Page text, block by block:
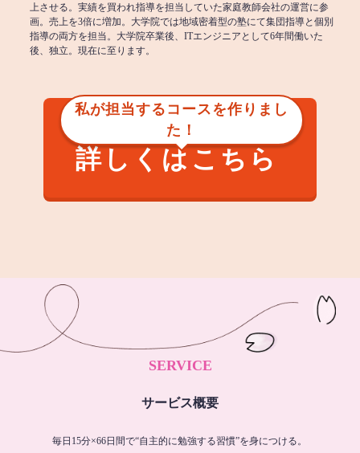
上させる。実績を買われ指導を担当していた家庭教師会社の運営に参
画。売上を3倍に増加。大学院では地域密着型の塾にて集団指導と個別
指導の両方を担当。大学院卒業後、ITエンジニアとして6年間働いた
後、独立。現在に至ります。
私が担当するコースを作りまし
た！
詳しくはこちら
SERVICE
サービス概要
毎日15分×66日間で“自主的に勉強する習慣”を身につける。